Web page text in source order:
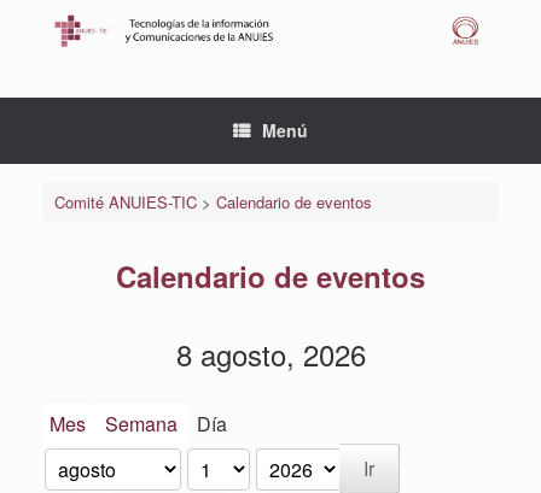
Menú
Comité ANUIES-TIC> Calendario de eventos
Calendario de eventos
8 agosto, 2026
Mes Semana Día
Mes
Día
Año